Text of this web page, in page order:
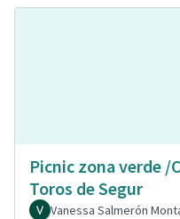
Picnic zona verde /
Toros de Segur
Vanessa Salmerón